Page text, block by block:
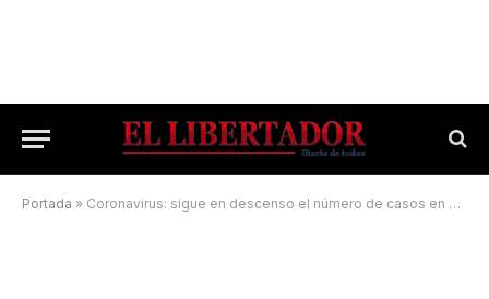
Portada » Coronavirus: sigue en descenso el número de casos en Corrientes